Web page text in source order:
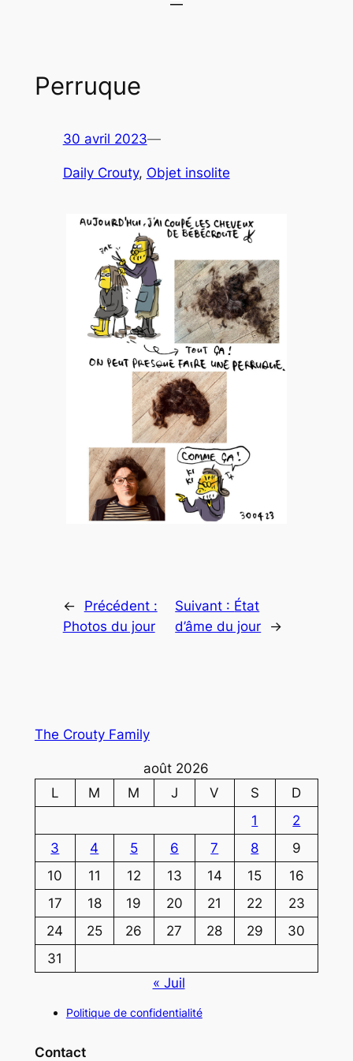
Perruque
30 avril 2023—
Daily Crouty, Objet insolite
←
Précédent :
Photos du jour
Suivant : État
d’âme du jour
→
The Crouty Family
août 2026
L
M M J V S
D
1
2
3
4 5 6 7 8
9
10
11 12 13 14 15
16
17
18 19 20 21 22
23
24
25 26 27 28 29
30
31
« Juil
Politique de confidentialité
Contact